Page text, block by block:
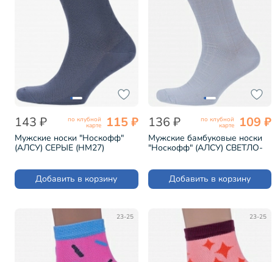
143 ₽ по клубной
карте 115 ₽
Мужские носки "Носкофф"
(АЛСУ) СЕРЫЕ (НМ27)
Добавить в корзину
136 ₽ по клубной
карте 109 ₽
Мужские бамбуковые носки
"Носкофф" (АЛСУ) СВЕТЛО-
Добавить в корзину
23-25 23-25